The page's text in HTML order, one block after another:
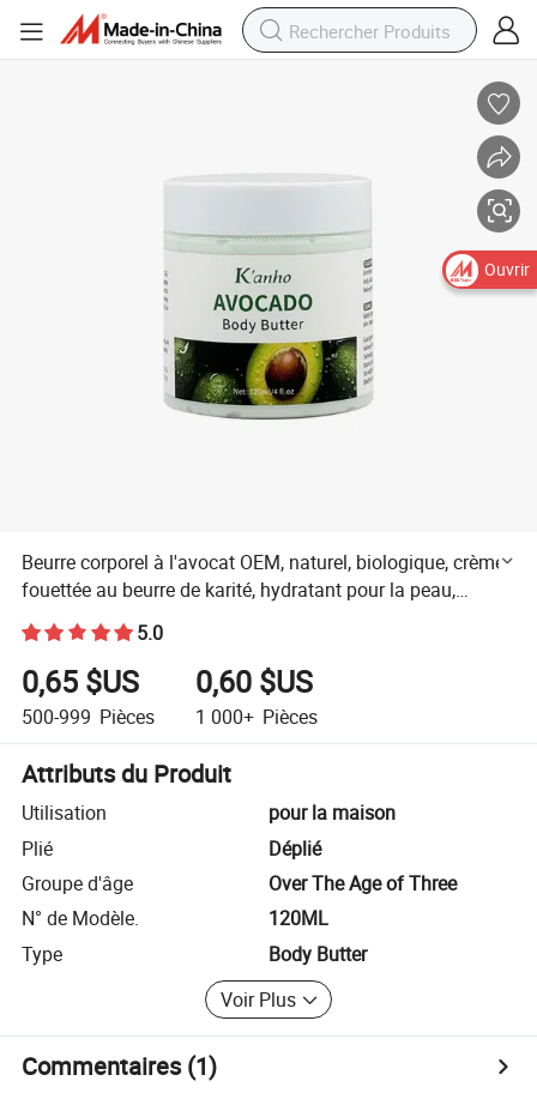
Beurre corporel à l'avocat OEM, naturel, biologique, crème
fouettée au beurre de karité, hydratant pour la peau,
éclaircissant, beurre de papaye
5.0
0,65 $US
500-999 Pièces
0,60 $US
1 000+ Pièces
Attributs du Produit
Utilisation
pour la maison
Plié
Déplié
Groupe d'âge
Over The Age of Three
N° de Modèle.
120ML
Type
Body Butter
Voir Plus
Commentaires(1)
Ouvrir